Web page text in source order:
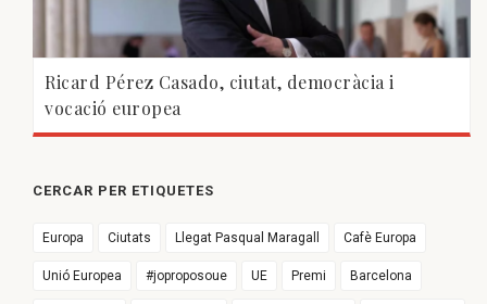
Ricard Pérez Casado, ciutat, democràcia i
vocació europea
CERCAR PER ETIQUETES
Europa Ciutats Llegat Pasqual Maragall Cafè Europa
Unió Europea #joproposoue UE Premi Barcelona